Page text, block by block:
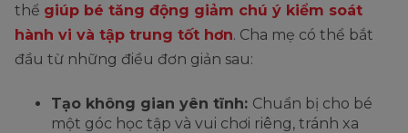
thể giúp bé tăng động giảm chú ý kiểm soát
hành vi và tập trung tốt hơn. Cha mẹ có thể bắt
đầu từ những điều đơn giản sau:
Tạo không gian yên tĩnh: Chuẩn bị cho bé
một góc học tập và vui chơi riêng, tránh xa